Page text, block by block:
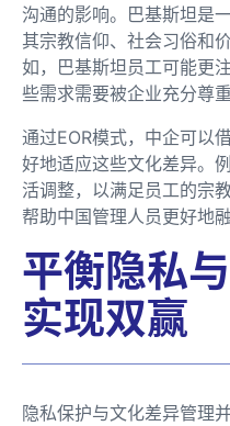
沟通的影响。巴基斯坦是
其宗教信仰、社会习俗和
如，巴基斯坦员工可能更
些需求需要被企业充分尊重
通过EOR模式，中企可以
好地适应这些文化差异。
活调整，以满足员工的宗
帮助中国管理人员更好地
平衡隐私
实现双赢
隐私保护与文化差异管理